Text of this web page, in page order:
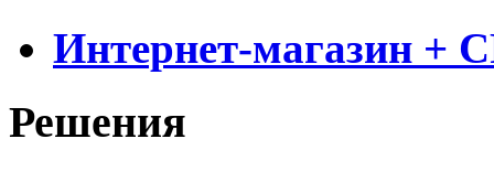
Интернет-магазин +
Решения